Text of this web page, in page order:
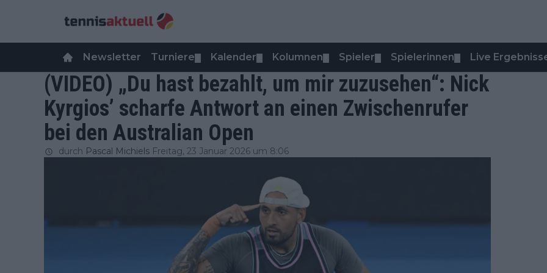
Newsletter Turniere Kalender Kolumnen Spieler Spielerinnen Live
(VIDEO) „Du hast bezahlt, um mir zuzusehen“: Nick
Kyrgios’ scharfe Antwort an einen Zwischenrufer
bei den Australian Open
durch Pascal Michiels Freitag, 23 Januar 2026 um 8:06